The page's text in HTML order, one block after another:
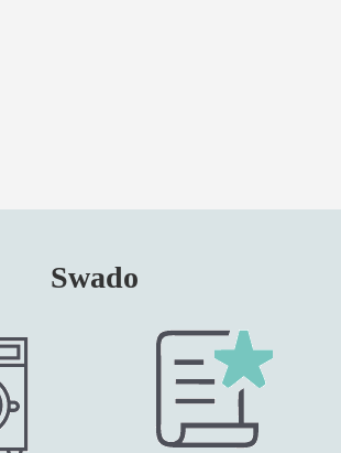
Swado